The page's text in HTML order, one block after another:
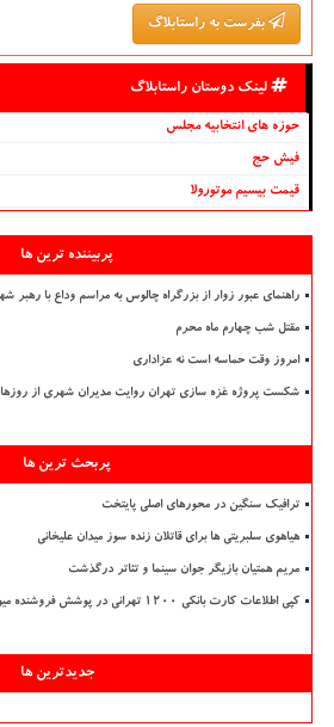
بفرست به راستابلاگ
لینک دوستان راستابلاگ
حوزه های انتخابیه مجلس
فیش حج
قیمت بیسیم موتورولا
پربیننده ترین ها
راهنمای عبور زوار از بزرگراه چالوس به مراسم وداع با رهبر
مقتل شب چهارم ماه محرم
امروز وقت حماسه است نه عزاداری
شکست پروژه غزه سازی تهران روایت مدیران شهری از
پربحث ترین ها
ترافیک سنگین در محورهای اصلی پایتخت
هیاهوی سلبریتی ها برای قاتلان زنده سوز میدان علیخانی
مریم همتیان بازیگر جوان سینما و تئاتر درگذشت
کپی اطلاعات کارت بانکی ۱۲۰۰ تهرانی در پوشش فروشنده میوه
جدیدترین ها